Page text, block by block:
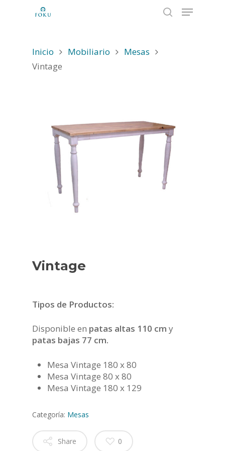
Inicio Mobiliario
Mesas
Vintage
Vintage
Tipos de Productos:
Disponible en patas altas 110 cm y
patas bajas 77 cm.
Mesa Vintage 180 x 80
Mesa Vintage 80 x 80
Mesa Vintage 180 x 129
Categoría: Mesas
Share 0